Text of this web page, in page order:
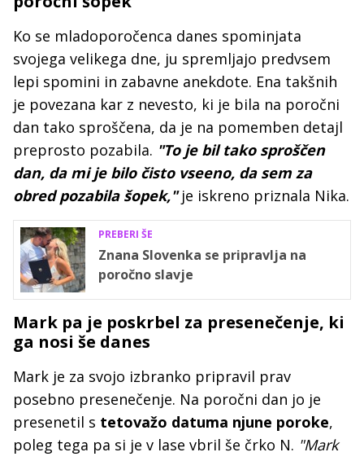
Ko se mladoporočenca danes spominjata
svojega velikega dne, ju spremljajo predvsem
lepi spomini in zabavne anekdote. Ena takšnih
je povezana kar z nevesto, ki je bila na poročni
dan tako sproščena, da je na pomemben detajl
preprosto pozabila. "To je bil tako sproščen
dan, da mi je bilo čisto vseeno, da sem za
obred pozabila šopek,"je iskreno priznala Nika.
PREBERI ŠE
Znana Slovenka se pripravlja na
poročno slavje
Mark pa je poskrbel za presenečenje, ki
ga nosi še danes
Mark je za svojo izbranko pripravil prav
posebno presenečenje. Na poročni dan jo je
presenetil s tetovažo datuma njune poroke,
poleg tega pa si je v lase vbril še črko N. "Mark